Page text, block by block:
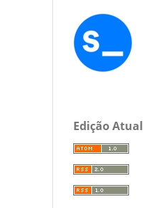
Edição Atual